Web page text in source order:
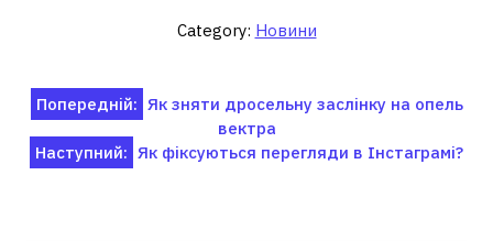
Category: Новини
Навігація
записів
Попередній: Як зняти дросельну заслінку на опель
вектра
Наступний: Як фіксуються перегляди в Інстаграмі?